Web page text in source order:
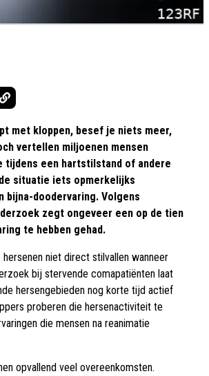
met kloppen, besef je niets meer,
vertellen miljoenen mensen
tijdens een hartstilstand of andere
situatie iets opmerkelijks
bijna-doodervaring. Volgens
zegt ongeveer een op de tien
te hebben gehad.
hersenen niet direct stilvallen wanneer
bij stervende comapatiënten laat
hersengebieden nog korte tijd actief
proberen die hersenactiviteit te
die mensen na reanimatie
opvallend veel overeenkomsten.